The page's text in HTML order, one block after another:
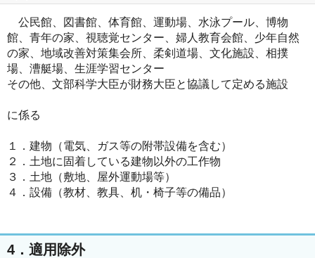
公民館、図書館、体育館、運動場、水泳プール、博物
館、青年の家、視聴覚センター、婦人教育会館、少年自然
の家、地域改善対策集会所、柔剣道場、文化施設、相撲
場、漕艇場、生涯学習センター
その他、文部科学大臣が財務大臣と協議して定める施設
に係る
１．建物（電気、ガス等の附帯設備を含む）
２．土地に固着している建物以外の工作物
３．土地（敷地、屋外運動場等）
４．設備（教材、教具、机・椅子等の備品）
4．適用除外